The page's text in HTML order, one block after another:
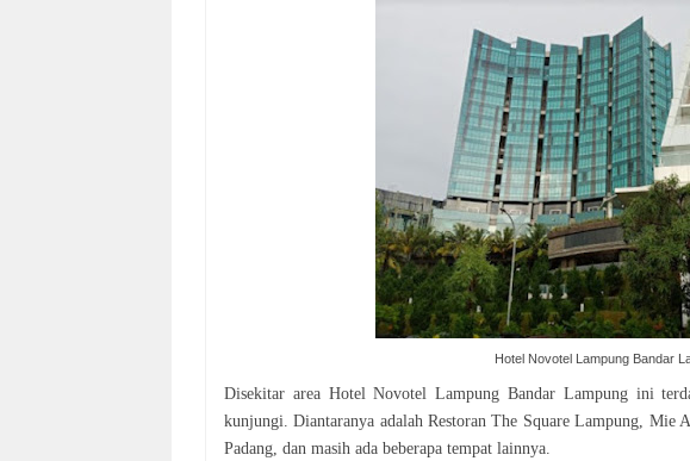
Hotel Novotel Lampung Bandar
Disekitar area Hotel Novotel Lampung Bandar Lampung ini
kunjungi. Diantaranya adalah Restoran The Square Lampung, Mie
Padang, dan masih ada beberapa tempat lainnya.